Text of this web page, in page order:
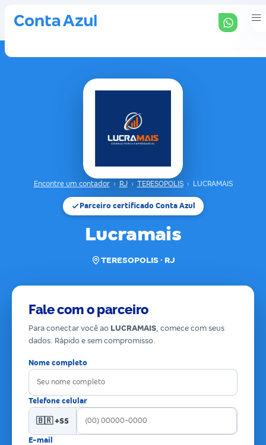
Encontre um contador › RJ › TERESOPOLIS › LUCRAMAIS
Parceiro certificado Conta Azul
Lucramais
TERESOPOLIS · RJ
Fale com o parceiro
Para conectar você ao LUCRAMAIS, comece com seus
dados. Rápido e sem compromisso.
Nome completo
Telefone celular
🇧🇷 +55
E-mail